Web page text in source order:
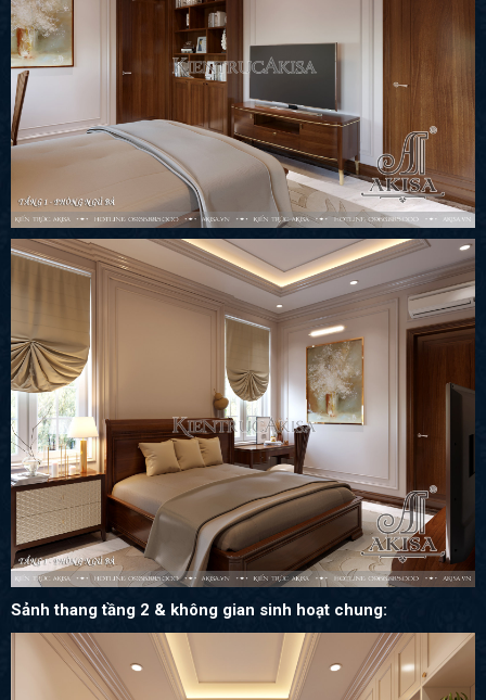
Sảnh thang tầng 2 & không gian sinh hoạt chung: